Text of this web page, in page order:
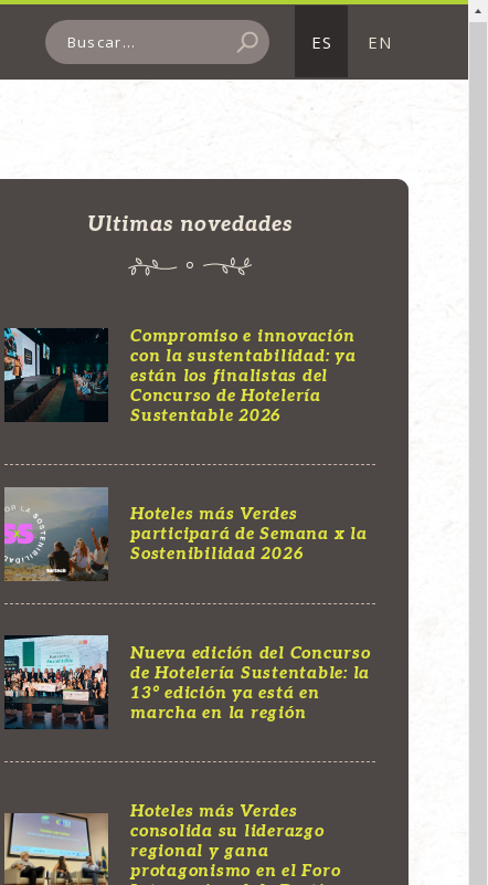
ES EN
Ultimas novedades
Compromiso e innovación
con la sustentabilidad: ya
están los finalistas del
Concurso de Hotelería
Sustentable 2026
Hoteles más Verdes
participará de Semana x la
Sostenibilidad 2026
Nueva edición del Concurso
de Hotelería Sustentable: la
13° edición ya está en
marcha en la región
Hoteles más Verdes
consolida su liderazgo
regional y gana
protagonismo en el Foro